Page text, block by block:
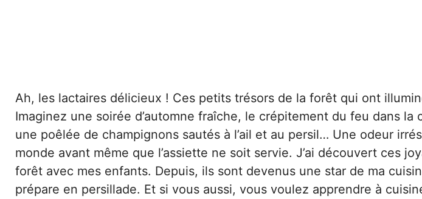
Ah, les lactaires délicieux ! Ces petits trésors de la forêt qui ont
Imaginez une soirée d’automne fraîche, le crépitement du feu dans la
une poêlée de champignons sautés à l’ail et au persil… Une odeur
monde avant même que l’assiette ne soit servie. J’ai découvert ces
forêt avec mes enfants. Depuis, ils sont devenus une star de ma
prépare en persillade. Et si vous aussi, vous voulez apprendre à